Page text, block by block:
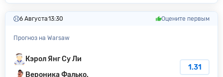
6 Августа13:30 Оцените первым
Прогноз на Warsaw
Кэрол Янг Су Ли
Вероника Фалько.
1.31